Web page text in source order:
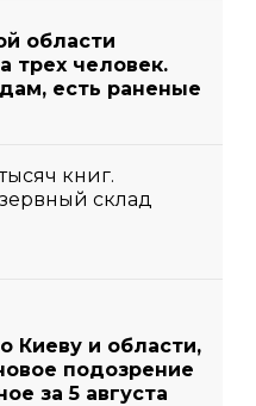
области
трех человек.
есть раненые
книг.
склад
Киеву и области,
подозрение
за 5 августа